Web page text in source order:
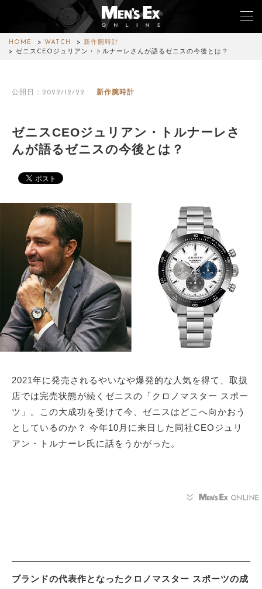
HOME WATCH
新作腕時計
ゼニスCEOジュリアン・トルナーレさんが語るゼニスの今後とは？
公開日：2022/12/22 新作腕時計
ゼニスCEOジュリアン・トルナーレさ
んが語るゼニスの今後とは？
2021年に発売されるやいなや爆発的な人気を得て、取扱
店では完売状態が続くゼニスの「クロノマスター スポー
ツ」。この大成功を受けて今、ゼニスはどこへ向かおう
としているのか？ 今年10月に来日した同社CEOジュリ
アン・トルナーレ氏に話をうかがった。
ブランドの代表作となったクロノマスター スポーツの成
WATCH
CAR&BIKE
LIFESTYLE
COLUMN
MAGAZINE
ABOUT SITE
サイトマップ